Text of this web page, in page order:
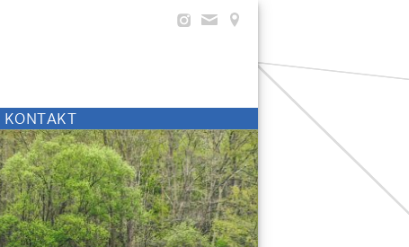
KONTAKT